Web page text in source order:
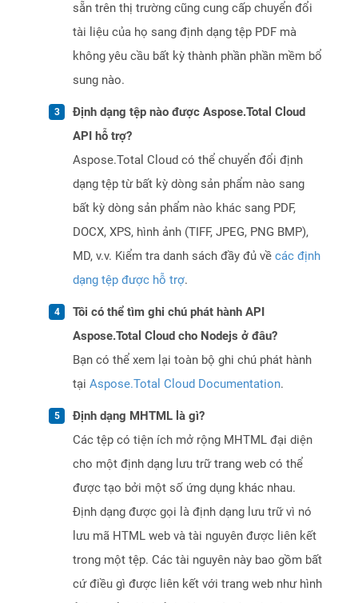
sẵn trên thị trường cũng cung cấp chuyển đổi
tài liệu của họ sang định dạng tệp PDF mà
không yêu cầu bất kỳ thành phần phần mềm bổ
sung nào.
Định dạng tệp nào được Aspose.Total Cloud
API hỗ trợ?
Aspose.Total Cloud có thể chuyển đổi định
dạng tệp từ bất kỳ dòng sản phẩm nào sang
bất kỳ dòng sản phẩm nào khác sang PDF,
DOCX, XPS, hình ảnh (TIFF, JPEG, PNG BMP),
MD, v.v. Kiểm tra danh sách đầy đủ về các định
dạng tệp được hỗ trợ.
Tôi có thể tìm ghi chú phát hành API
Aspose.Total Cloud cho Nodejs ở đâu?
Bạn có thể xem lại toàn bộ ghi chú phát hành
tại Aspose.Total Cloud Documentation.
Định dạng MHTML là gì?
Các tệp có tiện ích mở rộng MHTML đại diện
cho một định dạng lưu trữ trang web có thể
được tạo bởi một số ứng dụng khác nhau.
Định dạng được gọi là định dạng lưu trữ vì nó
lưu mã HTML web và tài nguyên được liên kết
trong một tệp. Các tài nguyên này bao gồm bất
cứ điều gì được liên kết với trang web như hình